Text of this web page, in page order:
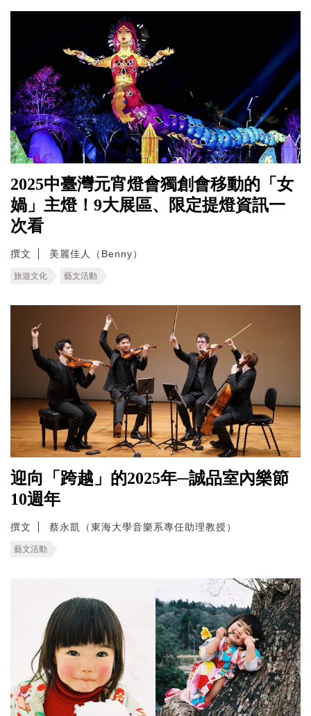
2025中臺灣元宵燈會獨創會移動的「女
媧」主燈！9大展區、限定提燈資訊一
次看
撰文 美麗佳人（Benny）
旅遊文化 藝文活動
迎向「跨越」的2025年─誠品室內樂節
10週年
撰文 蔡永凱（東海大學音樂系專任助理教授）
藝文活動